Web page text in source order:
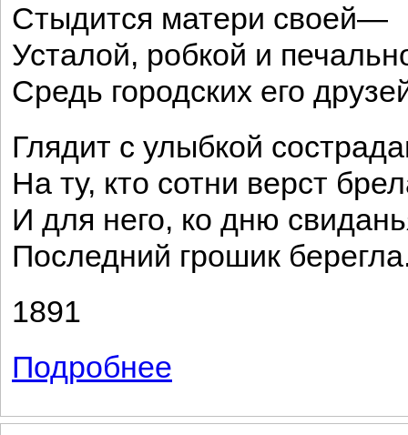
Стыдится матери своей—
Усталой, робкой и
Средь городских его
Глядит с улыбкой
На ту, кто сотни верст
И для него, ко дню
Последний грошик
1891
Подробнее